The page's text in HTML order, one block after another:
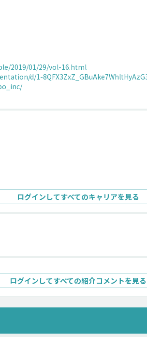
2019/01/29/vol-16.html
d/1-
ログインしてすべてのキャリアを見る
ログインしてすべての紹介コメントを見る